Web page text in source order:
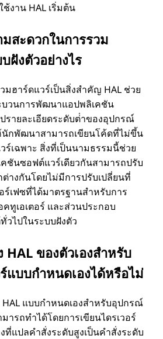
งาน HAL เริ่มต้น
สะดวกในการรวม
ฝังตัวอย่างไร
มฮาร์ดแวร์เป็นสิ่งสําคัญ HAL ช่วย
บวนการพัฒนาแอปพลิเคชัน
รายละเอียดระดับต่ําของอุปกรณ์
นักพัฒนาสามารถเขียนโค้ดที่ไม่ขึ้น
เฉพาะ สิ่งที่เป็นนามธรรมนี้ช่วย
ชันซอฟต์แวร์เดียวกันสามารถปรับ
างกันโดยไม่มีการปรับเปลี่ยนที่
ร์เฟซที่ได้มาตรฐานสําหรับการ
ทูเอเตอร์ และส่วนประกอบ
วไปในระบบฝังตัว
HAL ของตัวเองสําหรับ
แบบกําหนดเองได้หรือไม่
HAL แบบกําหนดเองสําหรับอุปกรณ์
ารถทําได้โดยการเขียนไดรเวอร์
แปลคําสั่งระดับสูงเป็นคําสั่งระดับ